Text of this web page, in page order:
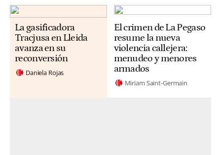
La gasificadora
Tracjusa en Lleida
avanza en su
reconversión
Daniela Rojas
El crimen de La Pegaso
resume la nueva
violencia callejera:
menudeo y menores
armados
Miriam Saint-Germain